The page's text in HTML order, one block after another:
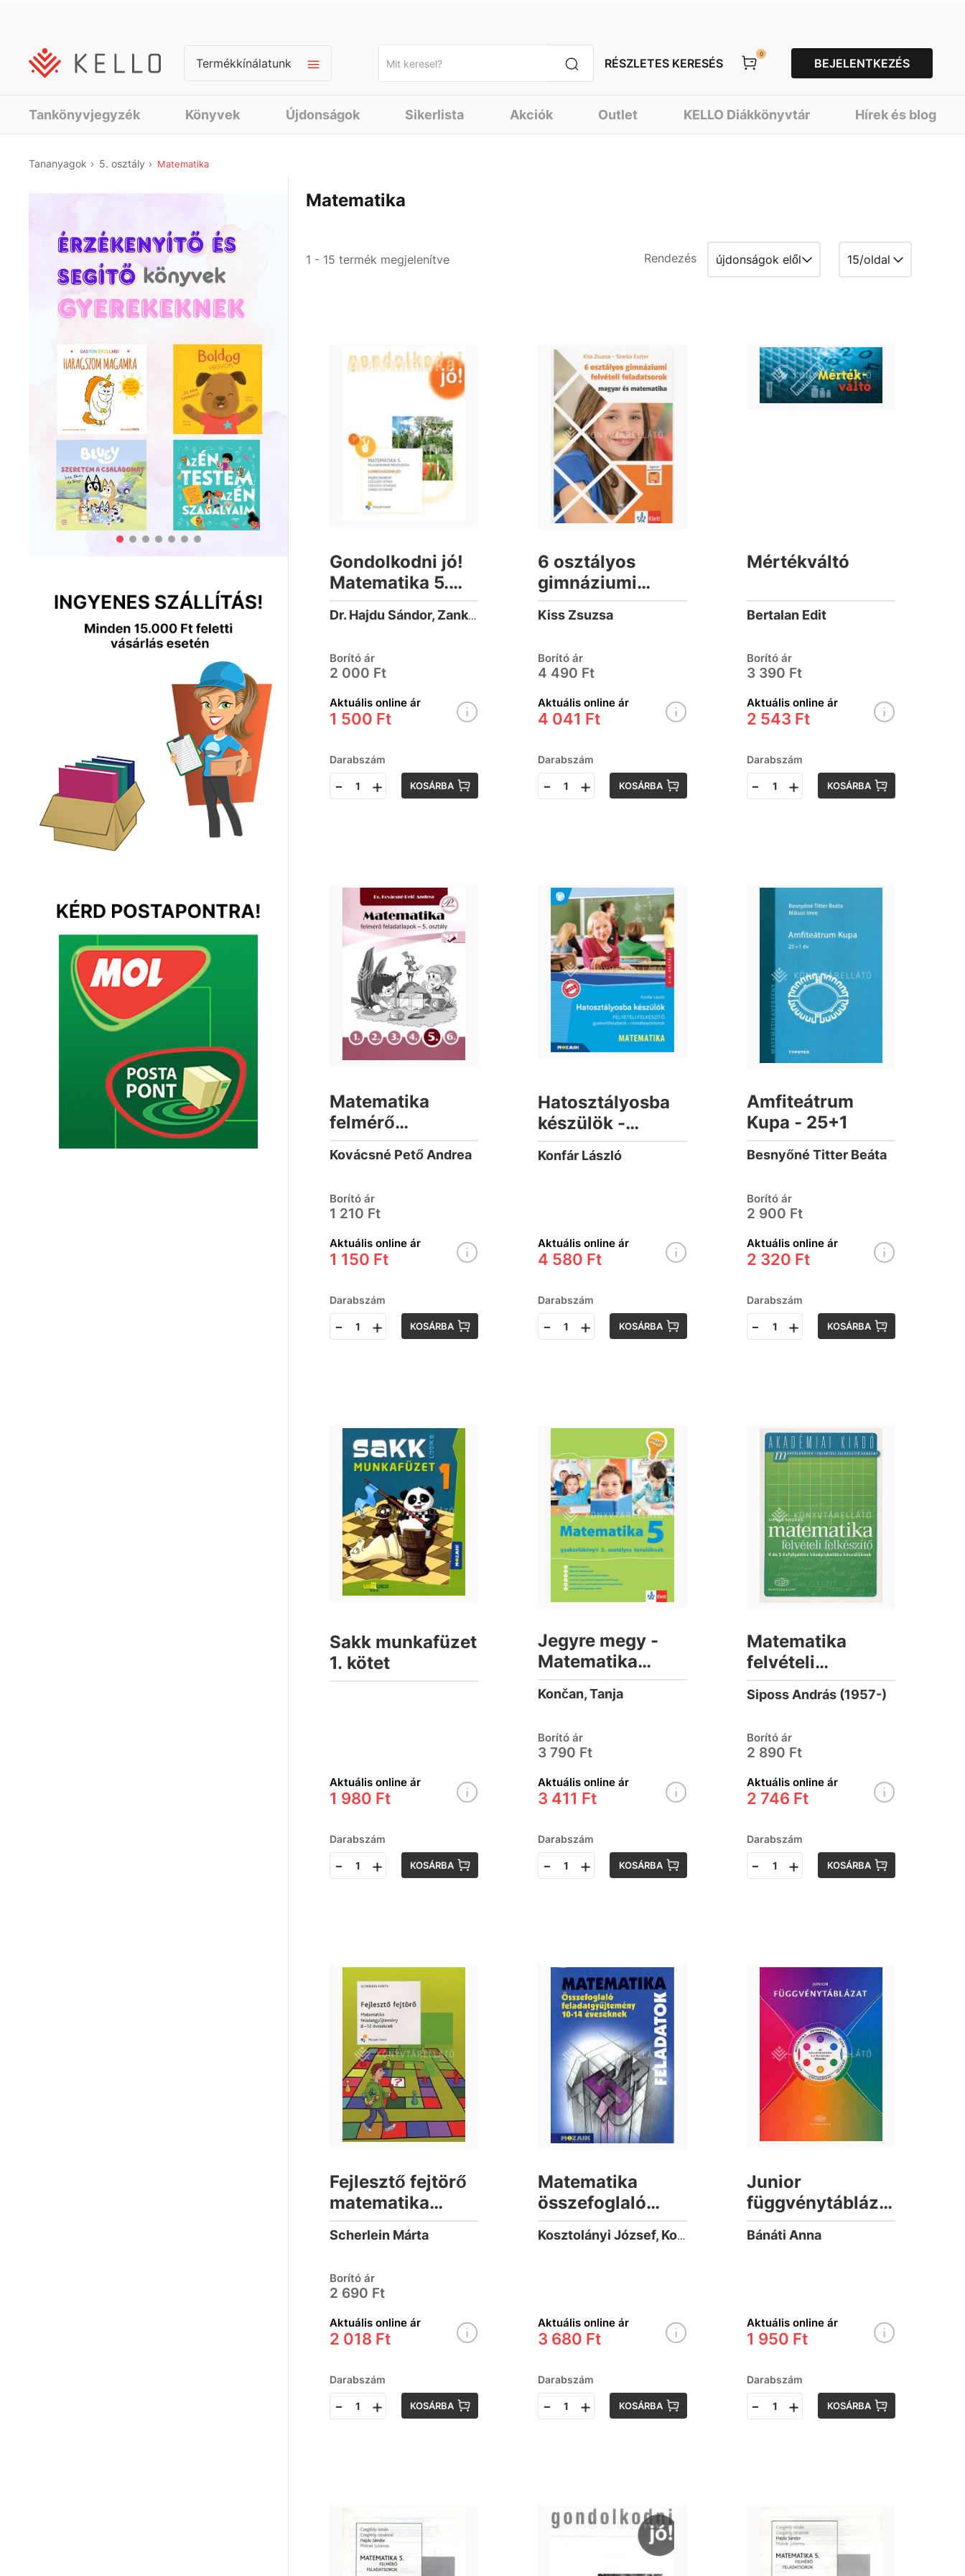
Termékkínálatunk RÉSZLETES KERESÉS
0
BEJELENTKEZÉS
Tankönyvjegyzék Könyvek Újdonságok Sikerlista Akciók Outlet KELLO Diákkönyvtár Hírek és blog
Tananyagok 5. osztály Matematika
Matematika
1 - 15 termék megjelenítve Rendezés
Gondolkodni jó!
Matematika 5.
feladatainak
megoldása
Dr. Hajdu Sándor, Zankó Istvánné, Dr. Czeglédy István, Dr. Czeglédy Istvánné
Borító ár
2 000 Ft
Aktuális online ár
1 500 Ft
Darabszám
- + KOSÁRBA
6 osztályos
gimnáziumi
felvételi
feladatsorok -
matematika
Kiss Zsuzsa
Borító ár
4 490 Ft
Aktuális online ár
4 041 Ft
Darabszám
- + KOSÁRBA
Mértékváltó
Bertalan Edit
Borító ár
3 390 Ft
Aktuális online ár
2 543 Ft
Darabszám
- + KOSÁRBA
Matematika
felmérő
feladatlapok 5.
osztály
Kovácsné Pető Andrea
Borító ár
1 210 Ft
Aktuális online ár
1 150 Ft
Darabszám
- + KOSÁRBA
Hatosztályosba
készülök -
felvételi
felkészítő -
Konfár László
Aktuális online ár
4 580 Ft
Darabszám
- + KOSÁRBA
Amfiteátrum
Kupa - 25+1
Besnyőné Titter Beáta
Borító ár
2 900 Ft
Aktuális online ár
2 320 Ft
Darabszám
- + KOSÁRBA
Sakk munkafüzet
1. kötet
Aktuális online ár
1 980 Ft
Darabszám
- + KOSÁRBA
Jegyre megy -
Matematika
gyakorlókönyv
5.osztályos
Končan, Tanja
Borító ár
3 790 Ft
Aktuális online ár
3 411 Ft
Darabszám
- + KOSÁRBA
Matematika
felvételi
felkészítő 4 és 5
évfolyamos
készülőknek
Siposs András (1957-)
Borító ár
2 890 Ft
Aktuális online ár
2 746 Ft
Darabszám
- + KOSÁRBA
Fejlesztő fejtörő
matematika
feladatgyűjtemény
8-12 éveseknek
Scherlein Márta
Borító ár
2 690 Ft
Aktuális online ár
2 018 Ft
Darabszám
- + KOSÁRBA
Matematika
összefoglaló
feladatgyűjtemény
10-14 éveseknekKosztolányi József, Kozmáné Jakab Ágnes, Mike János, Szederkényi Antalné Dr., Vincze István
Aktuális online ár
3 680 Ft
Darabszám
- + KOSÁRBA
Junior
függvénytáblázat
az általános
iskolák 5-8.
Bánáti Anna
Aktuális online ár
1 950 Ft
Darabszám
- + KOSÁRBA